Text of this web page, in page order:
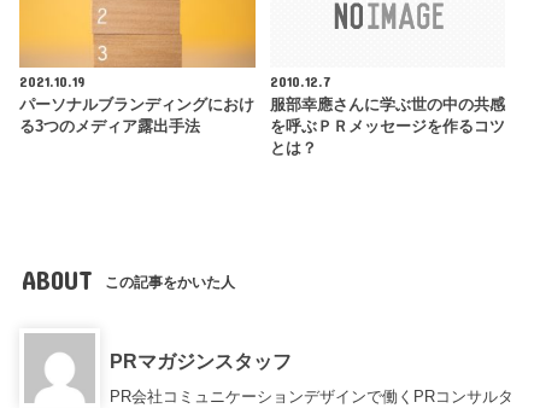
2021.10.19
パーソナルブランディングにおけ
る3つのメディア露出手法
2010.12.7
服部幸應さんに学ぶ世の中の共感
を呼ぶＰＲメッセージを作るコツ
とは？
ABOUT この記事をかいた人
PRマガジンスタッフ
PR会社コミュニケーションデザインで働くPRコンサルタ